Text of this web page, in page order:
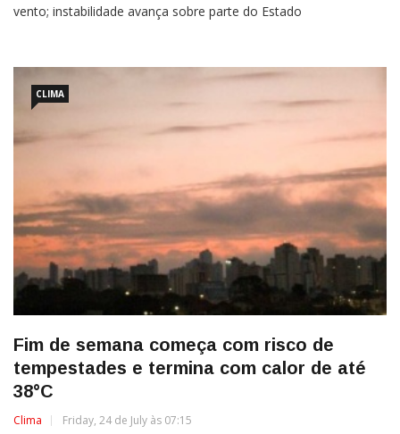
vento; instabilidade avança sobre parte do Estado
CLIMA
Fim de semana começa com risco de
tempestades e termina com calor de até
38°C
Clima Friday, 24 de July às 07:15